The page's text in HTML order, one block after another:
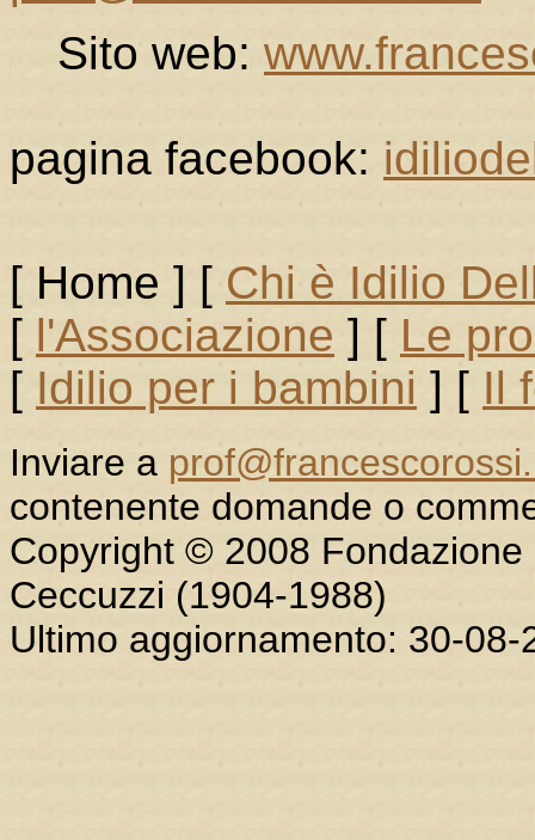
Sito web:
pagina facebook:
[ Home ] [ Chi è Idilio
[ l'Associazione ] [ Le
[ Idilio per i bambini ] [ Il
Inviare a
contenente domande o
Copyright © 2008
Ceccuzzi (1904-1988)
Ultimo aggiornamento: 30-08-